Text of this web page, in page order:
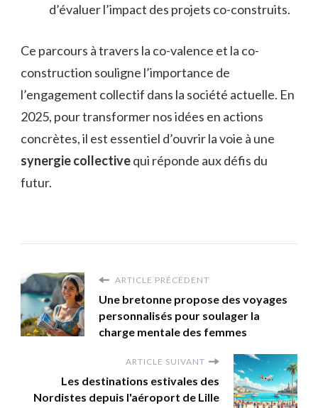
d’évaluer l’impact des projets co-construits.
Ce parcours à travers la co-valence et la co-
construction souligne l’importance de
l’engagement collectif dans la société actuelle. En
2025, pour transformer nos idées en actions
concrètes, il est essentiel d’ouvrir la voie à une
synergie collectivequi réponde aux défis du
futur.
ARTICLE PRÉCÉDENT
Une bretonne propose des voyages
personnalisés pour soulager la
charge mentale des femmes
ARTICLE SUIVANT
Les destinations estivales des
Nordistes depuis l'aéroport de Lille